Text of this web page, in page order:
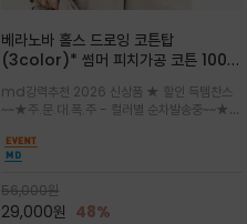
베라노바 홀스 드로잉 코튼탑
(3color)* 썸머 피치가공 코튼 100프
의 미를 살려 말의 윤곽선만 스케치하여
감성을 담은 아이템
md강력추천 2026 신상품 ★ 할인 득템찬스
~~★주.문.대.폭.주 - 컬러별 순차발송중~~★프
말(Horse) 드로잉 티셔츠는 여유로운 실루엣과
감각적인 아트워크로 고급스러운 여름 스타일링
을 완성할 수 있습니다
56,000원
29,000원 48%